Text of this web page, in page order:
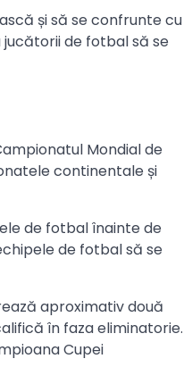
și să se confrunte cu
de fotbal să se
Mondial de
continentale și
de fotbal înainte de
de fotbal să se
aproximativ două
în faza eliminatorie.
Cupei